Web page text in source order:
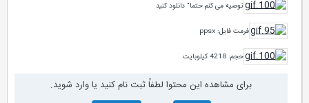
توصیه می کنم حتما" دانلود کنید
فرمت فایل: ppsx
حجم: 4218 کیلوبایت
برای مشاهده این محتوا لطفاً ثبت نام کنید یا وارد شوید.